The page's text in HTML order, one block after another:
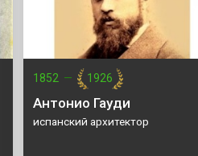
1852 — 1926
Антонио Гауди
испанский архитектор